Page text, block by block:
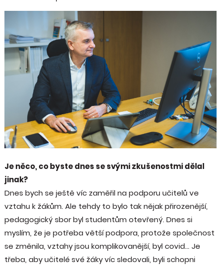
Je něco, co byste dnes se svými zkušenostmi dělal
jinak?
Dnes bych se ještě víc zaměřil na podporu učitelů ve
vztahu k žákům. Ale tehdy to bylo tak nějak přirozenější,
pedagogický sbor byl studentům otevřený. Dnes si
myslím, že je potřeba větší podpora, protože společnost
se změnila, vztahy jsou komplikovanější, byl covid… Je
třeba, aby učitelé své žáky víc sledovali, byli schopni